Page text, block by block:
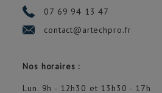
07 69 94 13 47
contact@artechpro.fr
Nos horaires :
Lun. 9h - 12h30 et 13h30 - 17h